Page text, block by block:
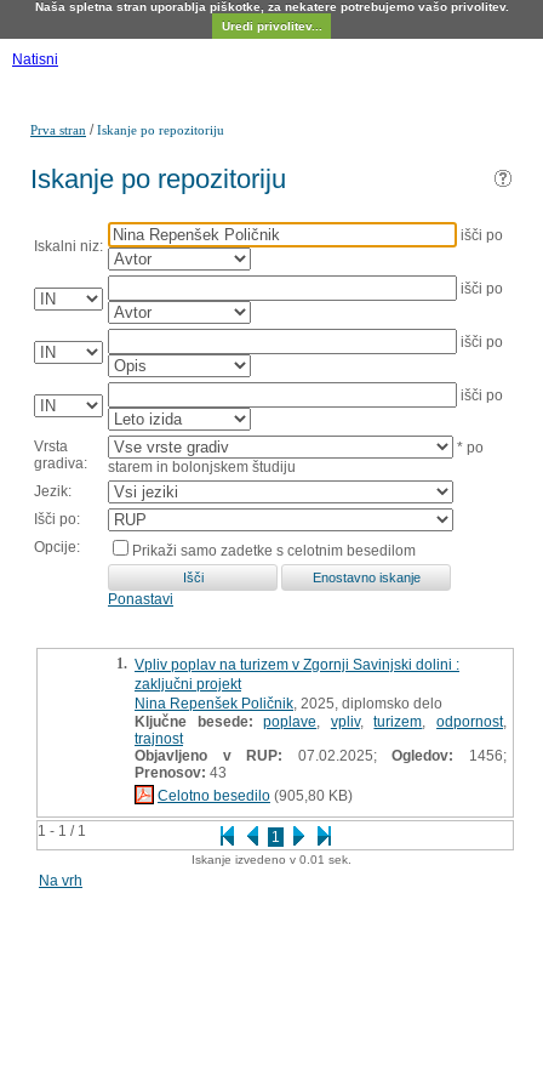
Naša spletna stran uporablja piškotke, za nekatere potrebujemo vašo privolitev.
Uredi privolitev...
Natisni
Prva stran /Iskanje po repozitoriju
Iskanje po repozitoriju
Iskalni niz:
išči po
išči po
išči po
išči po
Vrsta
gradiva:
* po
starem in bolonjskem študiju
Jezik:
Išči po:
Opcije:
Prikaži samo zadetke s celotnim besedilom
Ponastavi
1 - 1 / 1 1
1. Vpliv poplav na turizem v Zgornji Savinjski dolini :
zaključni projekt
Nina Repenšek Poličnik , 2025, diplomsko delo
Ključne besede:
poplave vpliv,turizem ,odpornost,
trajnost
Objavljeno v RUP: 07.02.2025;Ogledov:
1456;
Prenosov: 43
Celotno besedilo (905,80 KB)
Iskanje izvedeno v 0.01 sek.
Na vrh